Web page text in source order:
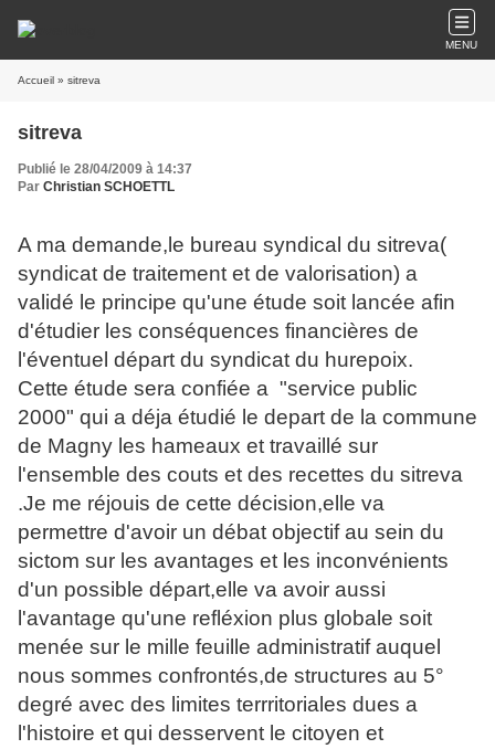
MENU
Accueil » sitreva
sitreva
Publié le 28/04/2009 à 14:37
Par Christian SCHOETTL
A ma demande,le bureau syndical du sitreva(
syndicat de traitement et de valorisation) a
validé le principe qu'une étude soit lancée afin
d'étudier les conséquences financières de
l'éventuel départ du syndicat du hurepoix.
Cette étude sera confiée a "service public
2000" qui a déja étudié le depart de la commune
de Magny les hameaux et travaillé sur
l'ensemble des couts et des recettes du sitreva
.Je me réjouis de cette décision,elle va
permettre d'avoir un débat objectif au sein du
sictom sur les avantages et les inconvénients
d'un possible départ,elle va avoir aussi
l'avantage qu'une refléxion plus globale soit
menée sur le mille feuille administratif auquel
nous sommes confrontés,de structures au 5°
degré avec des limites terrritoriales dues a
l'histoire et qui desservent le citoyen et